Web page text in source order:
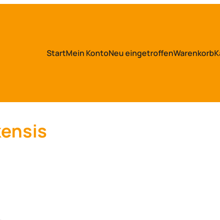
StartMein KontoNeu eingetroffenWarenkorb